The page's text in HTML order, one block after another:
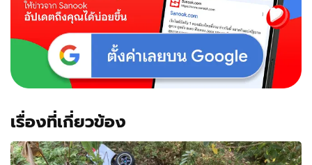
เรื่องที่เกี่ยวข้อง